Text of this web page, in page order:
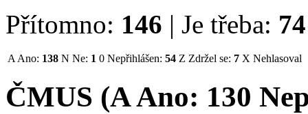
Přítomno: 146 | Je třeba: 74
A Ano: 138 N Ne: 1 0 Nepřihlášen: 54 Z Zdržel se: 7 X Nehlasoval
ČMUS (AAno: 130